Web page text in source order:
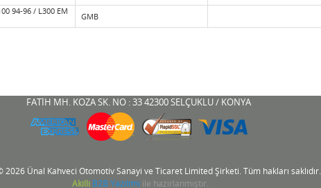
94-96 / L300 EM
GMB
FATİH MH. KOZA SK. NO : 33 42300 SELÇUKLU / KONYA
Ünal Kahveci Otomotiv Sanayi ve Ticaret Limited Şirketi. Tüm hakları saklıdır.
Akıllı B2B Yazılımı ile hazırlanmıştır.